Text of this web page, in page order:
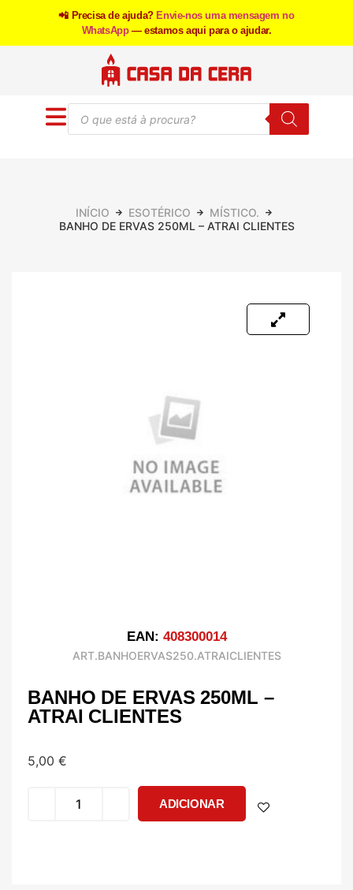
📲 Precisa de ajuda? Envie-nos uma mensagem no
WhatsApp — estamos aqui para o ajudar.
INÍCIO ESOTÉRICO
MÍSTICO.
BANHO DE ERVAS 250ML – ATRAI CLIENTES
EAN: 408300014
ART.BANHOERVAS250.ATRAICLIENTES
BANHO DE ERVAS 250ML –
ATRAI CLIENTES
5,00 €
ADICIONAR